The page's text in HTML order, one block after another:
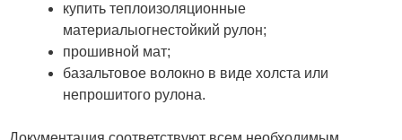
купить теплоизоляционные
материалыогнестойкий рулон;
прошивной мат;
базальтовое волокно в виде холста или
непрошитого рулона.